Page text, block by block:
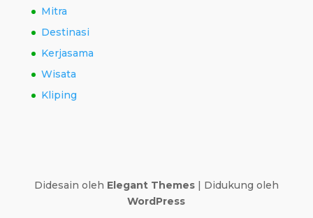
Mitra
Destinasi
Kerjasama
Wisata
Kliping
Didesain oleh Elegant Themes| Didukung oleh
WordPress